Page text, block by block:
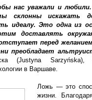
нас уважали и любили.
склонны искажать
идеалу. Это одна из
доставлять
перед
преобладает
(Justyna
в Варшаве.
Ложь — это
жизни.